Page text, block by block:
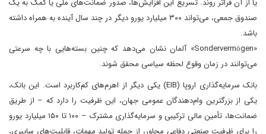
یا از آن فراتر روند. تسریع این افزایش‌ها، صدور ضمانت‌های ملی یا کمک به یک
صندوق جمعی، می‌تواند ۳۰۰ میلیارد یورو دیگر در چند سال آینده به همراه داشته
باشد.
«Sondervermögen» آلمان نشان می‌دهد که چنین بسته‌هایی با چه سرعتی
می‌توانند در زمان وقوع لحظه سیاسی محقق شوند.
بانک سرمایه‌گذاری اروپا (EIB) یکی دیگر از اهرم‌های کم‌کاربرد است. این بانک،
یکی از بزرگترین وام‌دهندگان عمومی جهان، این ظرفیت را دارد که – از طریق
ضمانت‌ها، تأمین مالی ترکیبی و سرمایه‌گذاری مشترک – ۱۰۰ تا ۱۵۰ میلیارد یورو
را برای ظرفیت صنعتی دفاعی مجاور، از جمله تولید مهمات، قابلیت‌های سایبری،